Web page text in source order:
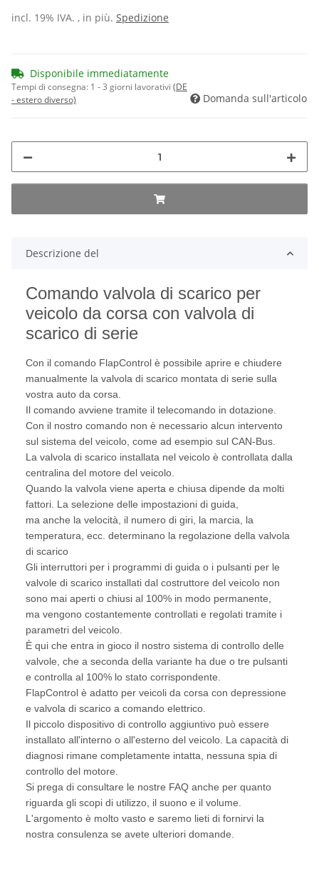
incl. 19% IVA. , in più. Spedizione
Disponibile immediatamente
Tempi di consegna: 1 - 3 giorni lavorativi (DE
- estero diverso)
Domanda sull'articolo
Descrizione del
Comando valvola di scarico per
veicolo da corsa con valvola di
scarico di serie
Con il comando FlapControl è possibile aprire e chiudere
manualmente la valvola di scarico montata di serie sulla
vostra auto da corsa.
Il comando avviene tramite il telecomando in dotazione.
Con il nostro comando non è necessario alcun intervento
sul sistema del veicolo, come ad esempio sul CAN-Bus.
La valvola di scarico installata nel veicolo è controllata dalla
centralina del motore del veicolo.
Quando la valvola viene aperta e chiusa dipende da molti
fattori. La selezione delle impostazioni di guida,
ma anche la velocità, il numero di giri, la marcia, la
temperatura, ecc. determinano la regolazione della valvola
di scarico
Gli interruttori per i programmi di guida o i pulsanti per le
valvole di scarico installati dal costruttore del veicolo non
sono mai aperti o chiusi al 100% in modo permanente,
ma vengono costantemente controllati e regolati tramite i
parametri del veicolo.
È qui che entra in gioco il nostro sistema di controllo delle
valvole, che a seconda della variante ha due o tre pulsanti
e controlla al 100% lo stato corrispondente.
FlapControl è adatto per veicoli da corsa con depressione
e valvola di scarico a comando elettrico.
Il piccolo dispositivo di controllo aggiuntivo può essere
installato all'interno o all'esterno del veicolo. La capacità di
diagnosi rimane completamente intatta, nessuna spia di
controllo del motore.
Si prega di consultare le nostre FAQ anche per quanto
riguarda gli scopi di utilizzo, il suono e il volume.
L'argomento è molto vasto e saremo lieti di fornirvi la
nostra consulenza se avete ulteriori domande.